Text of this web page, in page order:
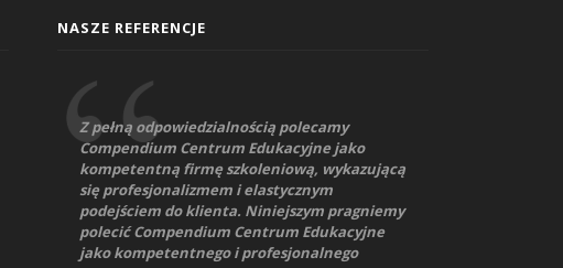
NASZE REFERENCJE
Z pełną odpowiedzialnością polecamy
Compendium Centrum Edukacyjne jako
kompetentną firmę szkoleniową, wykazującą
się profesjonalizmem i elastycznym
podejściem do klienta. Niniejszym pragniemy
polecić Compendium Centrum Edukacyjne
jako kompetentnego i profesjonalnego